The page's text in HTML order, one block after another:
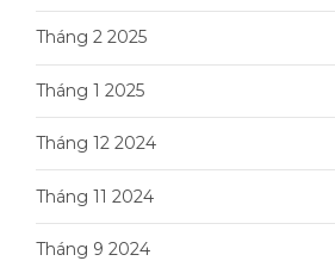
Tháng 2 2025
Tháng 1 2025
Tháng 12 2024
Tháng 11 2024
Tháng 9 2024